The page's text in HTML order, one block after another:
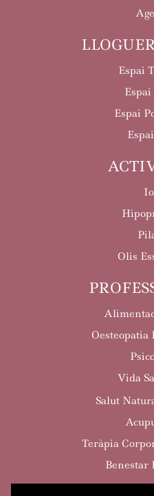
Espai
Espai
Olis
Vida
Salut
Teràpia
Benestar